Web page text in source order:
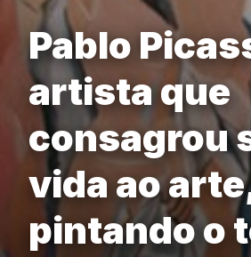
Pablo
artista que
consagrou
vida ao
pintando o